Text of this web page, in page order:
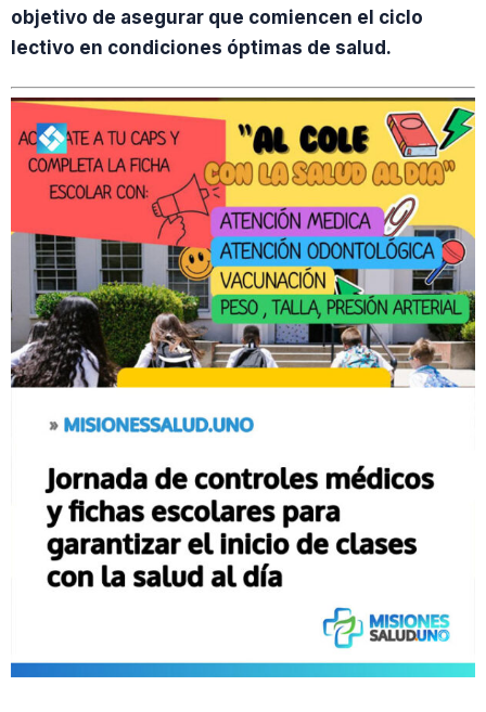
objetivo de asegurar que comiencen el ciclo
lectivo en condiciones óptimas de salud.